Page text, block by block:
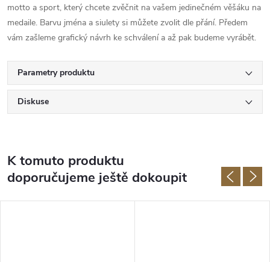
motto a sport, který chcete zvěčnit na vašem jedinečném věšáku na
medaile. Barvu jména a siulety si můžete zvolit dle přání. Předem
vám zašleme grafický návrh ke schválení a až pak budeme vyrábět.
Parametry produktu
Diskuse
K tomuto produktu
doporučujeme ještě dokoupit